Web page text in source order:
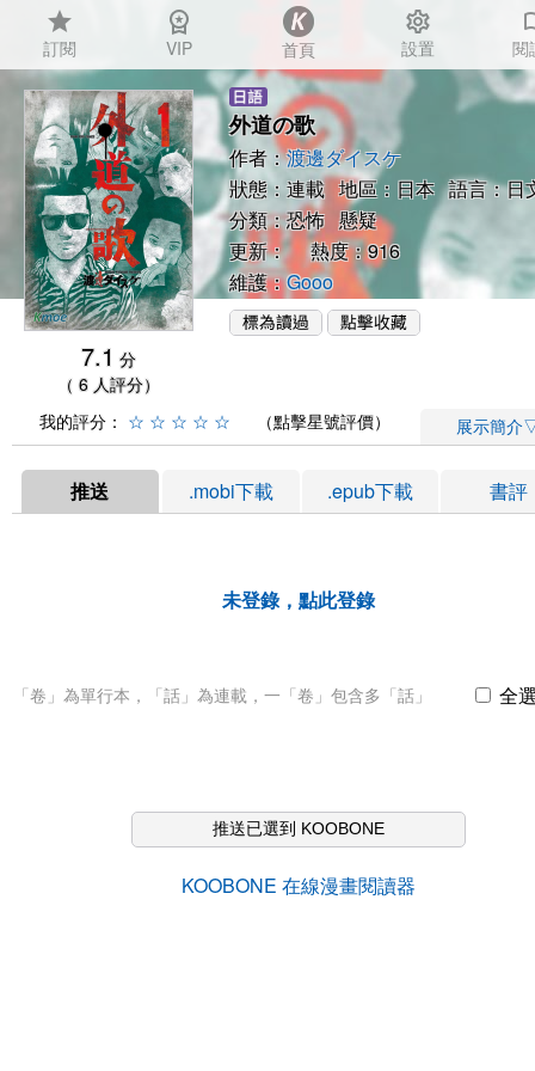
star
訂閱
workspace_premium
VIP 首頁
settings
設置 閱
7.1 分
（ 6 人評分）
外道の歌
作者：渡邊ダイスケ
狀態：連載 地區：日本 語言：日
分類：恐怖 懸疑
更新： 熱度：916
維護：Gooo
我的評分： ☆ ☆ ☆ ☆ ☆ （點擊星號評價） 展示簡介
推送 .mobi下載 .epub下載 書評
未登錄，點此登錄
「卷」為單行本，「話」為連載，一「卷」包含多「話」 全
推送已選到 KOOBONE
KOOBONE 在線漫畫閱讀器